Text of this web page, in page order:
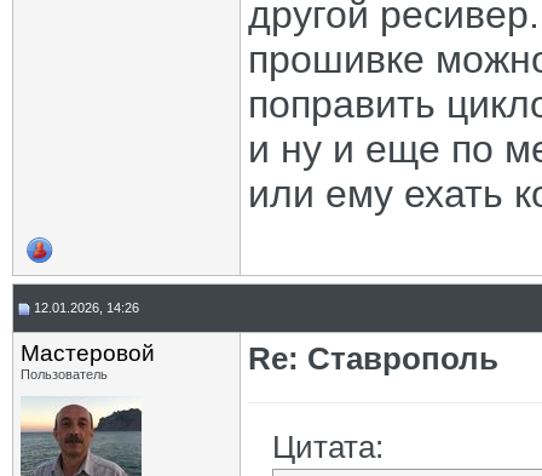
другой
прошивке
поправить
и ну и еще по
или ему ехать
12.01.2026, 14:26
Мастеровой
Пользователь Re: Ставрополь
Цитата: